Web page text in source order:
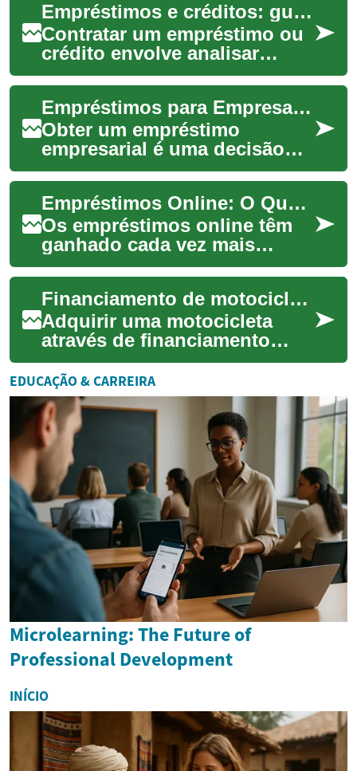
Empréstimos e créditos: guia prático para entender opções
Contratar um empréstimo ou
crédito envolve analisar
taxas, prazos e garantias com
atenção. Este texto explica
conceit...
Empréstimos para Empresas: Guia prático de crédito e dinheiro
Obter um empréstimo
empresarial é uma decisão
estratégica que pode
impulsionar crescimento,
cobrir fluxo de caixa ou ... Empréstimos Online: O Que Você Precisa Saber
Os empréstimos online têm
ganhado cada vez mais
popularidade nos últimos
anos, oferecendo uma
alternativa conveniente...
Financiamento de motocicleta: como funcionam empréstimos e crédito
Adquirir uma motocicleta
através de financiamento
envolve mais que escolher o
modelo: é preciso entender
como funcion...
EDUCAÇÃO & CARREIRA
Microlearning: The Future of
Professional Development
INÍCIO